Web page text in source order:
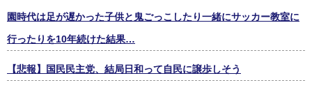
園時代は足が遅かった子供と鬼ごっこしたり一緒にサッカー教室に
行ったりを10年続けた結果…
【悲報】国民民主党、結局日和って自民に譲歩しそう